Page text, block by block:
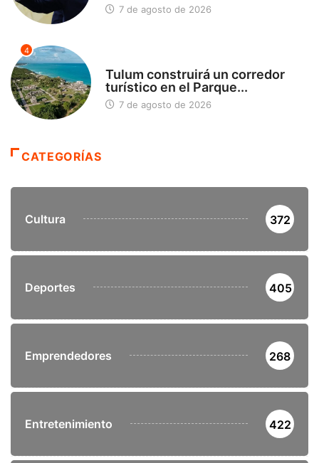
7 de agosto de 2026
4
Tulum construirá un corredor
turístico en el Parque...
7 de agosto de 2026
CATEGORÍAS
Cultura 372
Deportes 405
Emprendedores 268
Entretenimiento 422